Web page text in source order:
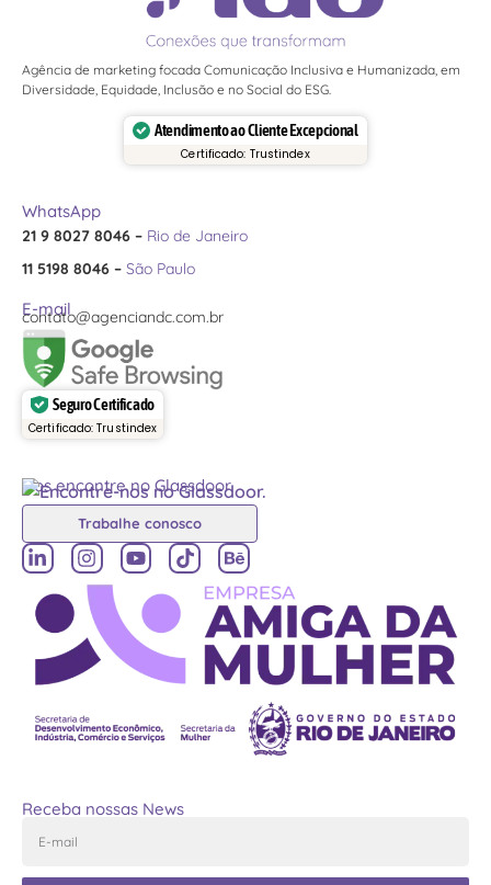
Agência de marketing focada Comunicação Inclusiva e Humanizada, em
Diversidade, Equidade, Inclusão e no Social do ESG.
Atendimento ao Cliente Excepcional
Certificado: Trustindex
WhatsApp
21 9 8027 8046 – Rio de Janeiro
11 5198 8046 – São Paulo
E-mail
contato@agenciandc.com.br
Seguro Certificado
Certificado: Trustindex
Nos encontre no Glassdoor
Trabalhe conosco
Receba nossas News